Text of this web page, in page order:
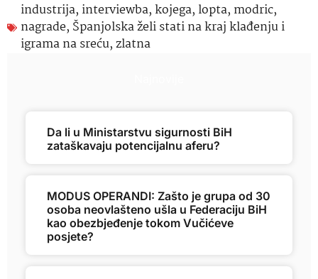
industrija, interviewba,kojega, lopta, modric,
nagrade, Španjolska želi stati na kraj klađenju i
igrama na sreću,zlatna
Da li u Ministarstvu sigurnosti BiH
zataškavaju potencijalnu aferu?
MODUS OPERANDI: Zašto je grupa od 30
osoba neovlašteno ušla u Federaciju BiH
kao obezbjeđenje tokom Vučićeve
posjete?